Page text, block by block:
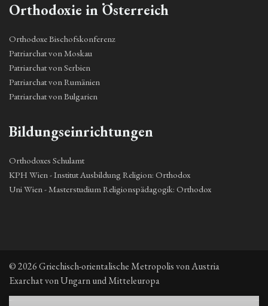
Orthodoxie in Österreich
Orthodoxe Bischofskonferenz
Patriarchat von Moskau
Patriarchat von Serbien
Patriarchat von Rumänien
Patriarchat von Bulgarien
Bildungseinrichtungen
Orthodoxes Schulamt
KPH Wien - Institut Ausbildung Religion: Orthodox
Uni Wien - Masterstudium Religionspädagogik: Orthodox
© 2026 Griechisch-orientalische Metropolis von Austria
Exarchat von Ungarn und Mitteleuropa